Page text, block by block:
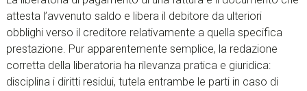
attesta l’avvenuto saldo e libera il debitore da ulteriori
obblighi verso il creditore relativamente a quella specifica
prestazione. Pur apparentemente semplice, la redazione
corretta della liberatoria ha rilevanza pratica e giuridica:
disciplina i diritti residui, tutela entrambe le parti in caso di